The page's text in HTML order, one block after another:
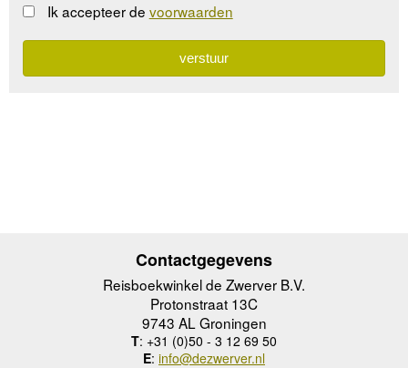
Ik accepteer de voorwaarden
Contactgegevens
Reisboekwinkel de Zwerver B.V.
Protonstraat 13C
9743 AL Groningen
T: +31 (0)50 - 3 12 69 50
E: info@dezwerver.nl